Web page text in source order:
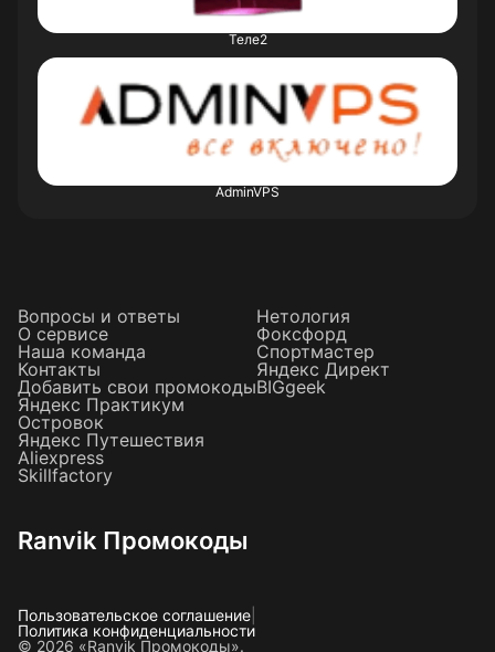
Теле2
AdminVPS
Вопросы и ответы
О сервисе
Наша команда
Контакты
Добавить свои промокоды
Нетология
Фоксфорд
Спортмастер
Яндекс Директ
BIGgeek
Яндекс Практикум
Островок
Яндекс Путешествия
Aliexpress
Skillfactory
Ranvik Промокоды
Пользовательское соглашение
Политика конфиденциальности
© 2026 «Ranvik Промокоды».